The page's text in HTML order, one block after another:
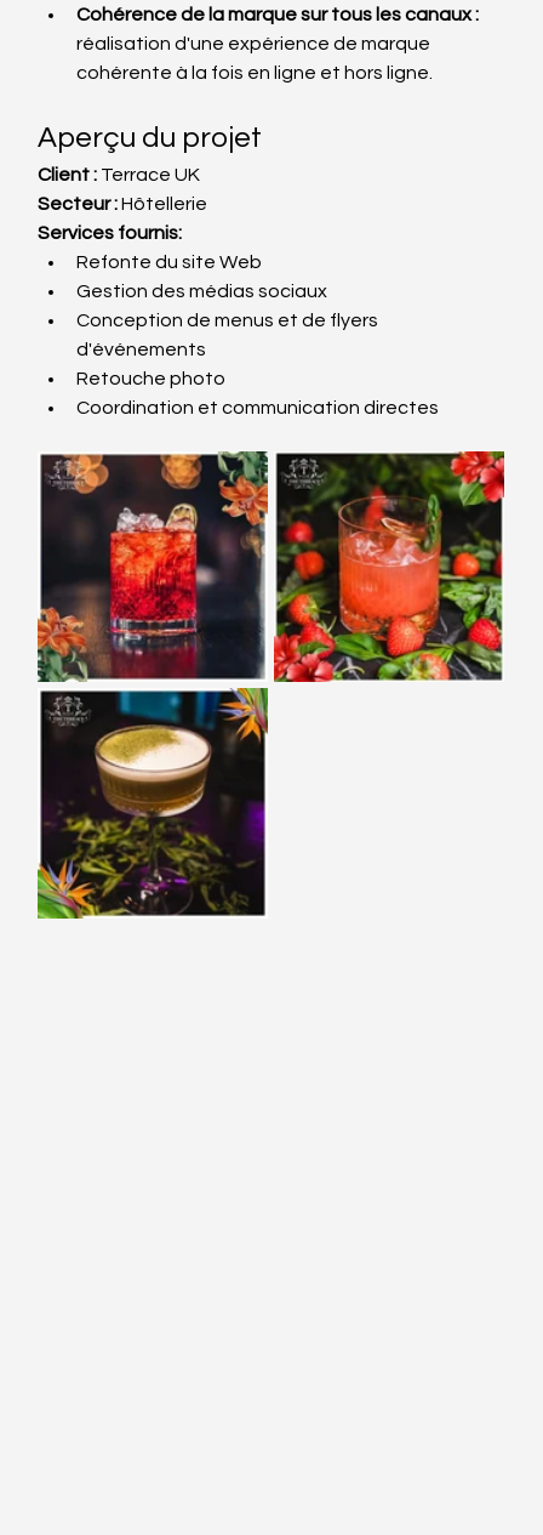
Cohérence de la marque sur tous les canaux :
réalisation d'une expérience de marque
cohérente à la fois en ligne et hors ligne.
Aperçu du projet
Client : Terrace UK
Secteur : Hôtellerie
Services fournis:
Refonte du site Web
Gestion des médias sociaux
Conception de menus et de flyers
d'événements
Retouche photo
Coordination et communication directes